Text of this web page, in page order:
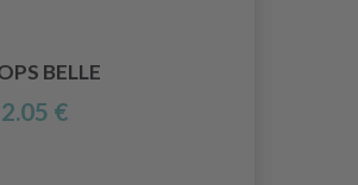
BELLE
2.05 €